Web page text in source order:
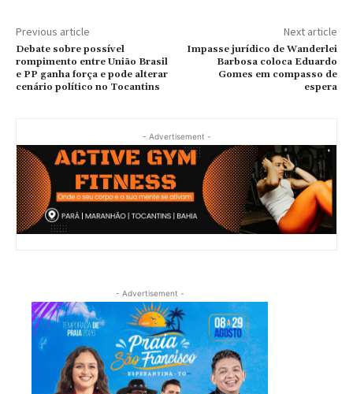
Previous article
Debate sobre possível
rompimento entre União Brasil
e PP ganha força e pode alterar
cenário político no Tocantins
Next article
Impasse jurídico de Wanderlei
Barbosa coloca Eduardo
Gomes em compasso de
espera
- Advertisement -
- Advertisement -